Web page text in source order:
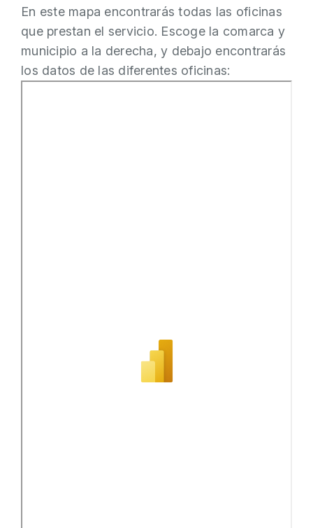
En este mapa encontrarás todas las oficinas
que prestan el servicio. Escoge la comarca y
municipio a la derecha, y debajo encontrarás
los datos de las diferentes oficinas: